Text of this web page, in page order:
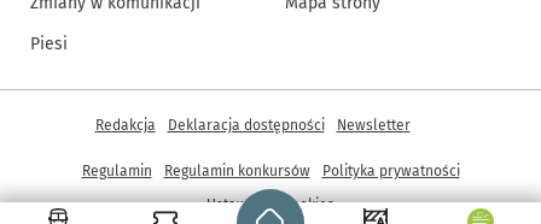
Strona główna - wroclaw.pl
Piesi
Inne informacje
Redakcja Deklaracja dostępności Newsletter
Regulamin Regulamin konkursów
Polityka prywatności
Ustawienia cookies